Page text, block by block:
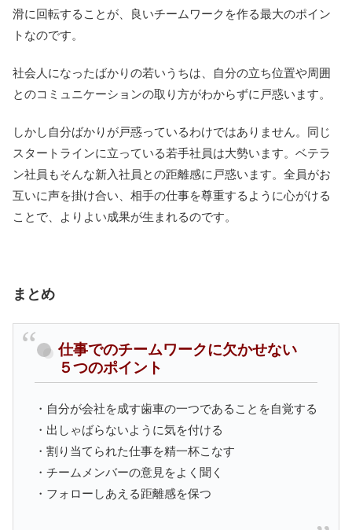
滑に回転することが、良いチームワークを作る最大のポイン
トなのです。
社会人になったばかりの若いうちは、自分の立ち位置や周囲
とのコミュニケーションの取り方がわからずに戸惑います。
しかし自分ばかりが戸惑っているわけではありません。同じ
スタートラインに立っている若手社員は大勢います。ベテラ
ン社員もそんな新入社員との距離感に戸惑います。全員がお
互いに声を掛け合い、相手の仕事を尊重するように心がける
ことで、よりよい成果が生まれるのです。
まとめ
仕事でのチームワークに欠かせない
５つのポイント
・自分が会社を成す歯車の一つであることを自覚する
・出しゃばらないように気を付ける
・割り当てられた仕事を精一杯こなす
・チームメンバーの意見をよく聞く
・フォローしあえる距離感を保つ